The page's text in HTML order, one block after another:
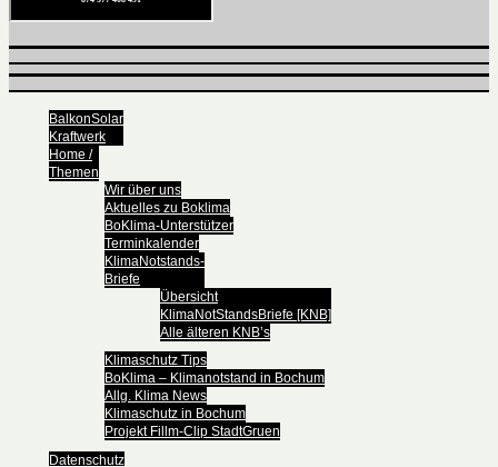
BalkonSolar
Kraftwerk
Home /
Themen
Wir über uns
Aktuelles zu Boklima
BoKlima-Unterstützer
Terminkalender
KlimaNotstands-
Briefe
Übersicht
KlimaNotStandsBriefe [KNB]
Alle älteren KNB’s
Klimaschutz Tips
BoKlima – Klimanotstand in Bochum
Allg. Klima News
Klimaschutz in Bochum
Projekt Fillm-Clip StadtGruen
Datenschutz